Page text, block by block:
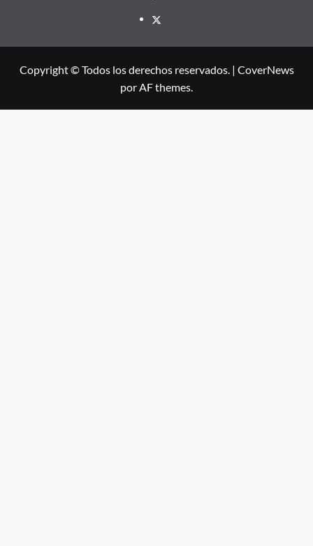
X
Copyright © Todos los derechos reservados. | CoverNews
por AF themes.